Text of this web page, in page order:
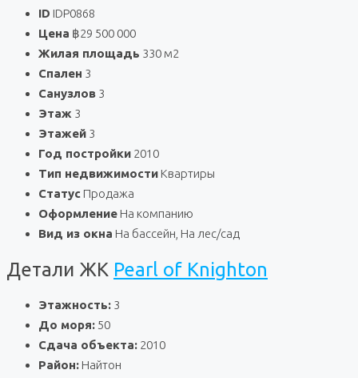
ID IDP0868
Цена ฿29 500 000
Жилая площадь 330 м2
Спален 3
Санузлов 3
Этаж 3
Этажей 3
Год постройки 2010
Тип недвижимости Квартиры
Статус Продажа
Оформление На компанию
Вид из окна На бассейн, На лес/сад
Детали ЖК Pearl of Knighton
Этажность: 3
До моря: 50
Сдача объекта: 2010
Район: Найтон